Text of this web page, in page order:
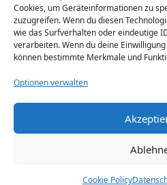
Cookies, um Geräteinformationen zu
zuzugreifen. Wenn du diesen
wie das Surfverhalten oder eindeutige
verarbeiten. Wenn du deine
können bestimmte Merkmale und
Optionen verwalten
Cookie Policy
© 2026 Otaku Japan. Alle